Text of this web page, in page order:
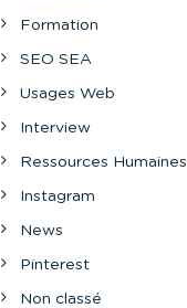
Formation
SEO SEA
Usages Web
Interview
Ressources Humaines
Instagram
News
Pinterest
Non classé